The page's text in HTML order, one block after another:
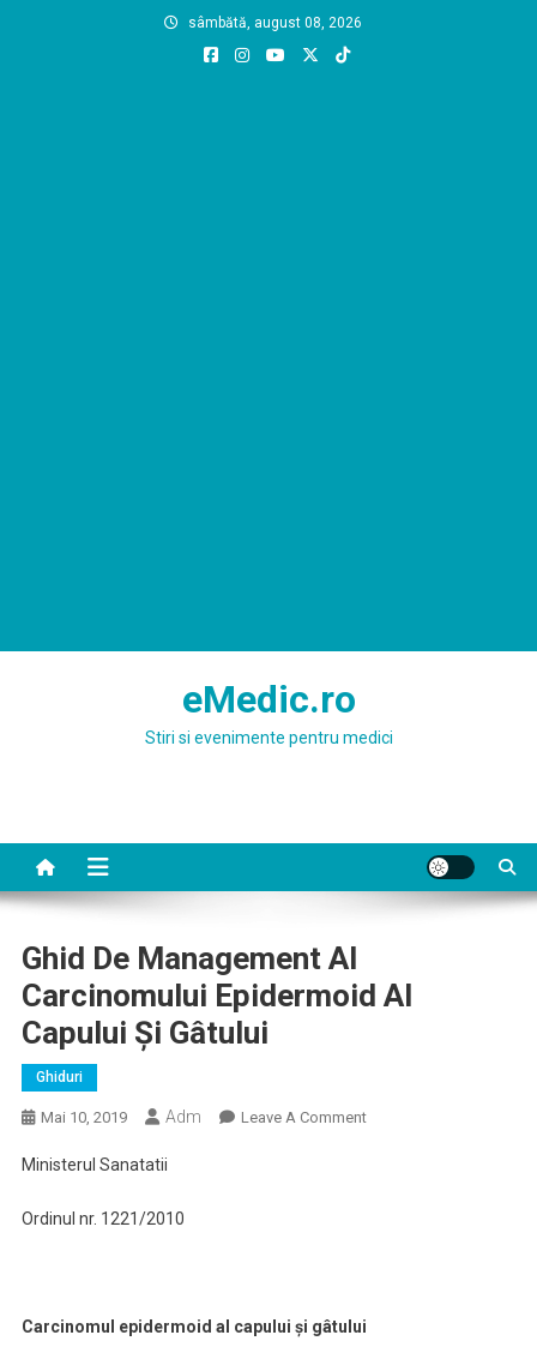
sâmbătă, august 08, 2026
eMedic.ro
Stiri si evenimente pentru medici
Ghid De Management Al
Carcinomului Epidermoid Al
Capului Şi Gâtului
Ghiduri
Mai 10, 2019 Adm Leave A CommentOn
Capului
Ministerul Sanatatii
Ordinul nr. 1221/2010
Carcinomul epidermoid al capului şi gâtului